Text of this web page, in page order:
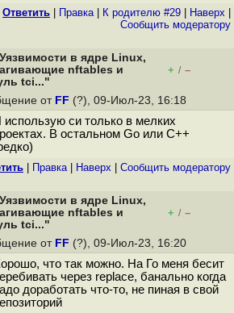
Ответить Правка| К родителю #29 Наверх
Cообщить модератору
в ядре Linux,
nftables и
tci..."
+ / –
от FF (?), 09-Июл-23, 16:18
использую си только в мелких
В остальном Go или C++
Правка| Наверх Cообщить модератору
в ядре Linux,
nftables и
tci..."
+ / –
от FF (?), 09-Июл-23, 16:20
что так можно. На Го меня бесит
через replace, банально когда
доработать что-то, не пиная в свой